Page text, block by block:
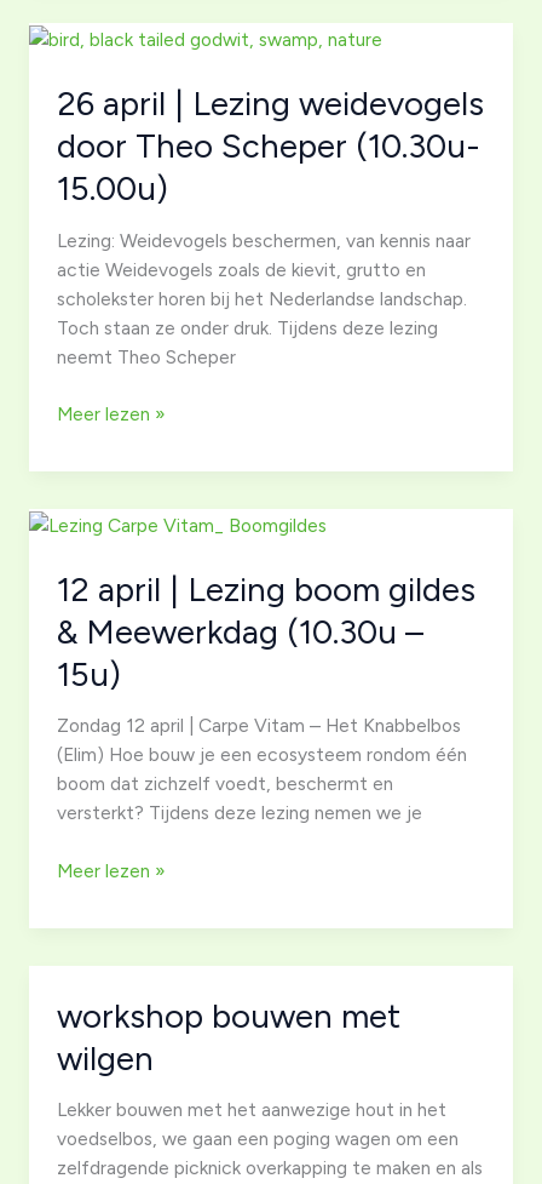
ruilbeurs
(13.00u-
16.00u)
26 april | Lezing weidevogels
door Theo Scheper (10.30u-
15.00u)
Lezing: Weidevogels beschermen, van kennis naar
actie Weidevogels zoals de kievit, grutto en
scholekster horen bij het Nederlandse landschap.
Toch staan ze onder druk. Tijdens deze lezing
neemt Theo Scheper
26
|
weidevogels
Theo
Scheper
(10.30u-
15.00u)
Meer lezen »
12 april | Lezing boom gildes
& Meewerkdag (10.30u –
15u)
Zondag 12 april | Carpe Vitam – Het Knabbelbos
(Elim) Hoe bouw je een ecosysteem rondom één
boom dat zichzelf voedt, beschermt en
versterkt? Tijdens deze lezing nemen we je
12
|
gildes
Meewerkdag
(10.30u
–
15u)
Meer lezen »
workshop bouwen met
wilgen
Lekker bouwen met het aanwezige hout in het
voedselbos, we gaan een poging wagen om een
zelfdragende picknick overkapping te maken en als